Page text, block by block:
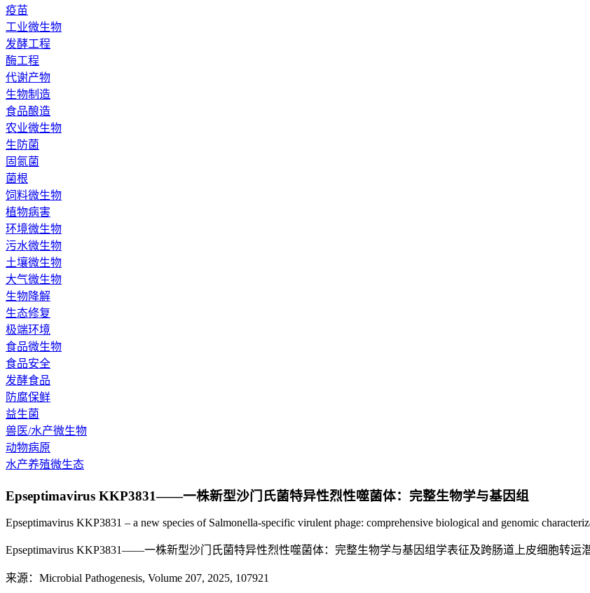
疫苗
工业微生物
发酵工程
酶工程
代谢产物
生物制造
食品酿造
农业微生物
生防菌
固氮菌
菌根
饲料微生物
植物病害
环境微生物
污水微生物
土壤微生物
大气微生物
生物降解
生态修复
极端环境
食品微生物
食品安全
发酵食品
防腐保鲜
益生菌
兽医/水产微生物
动物病原
水产养殖微生态
Epseptimavirus KKP3831——一株新型沙门氏菌特异性烈性噬菌体：完整生物学与基因组
Epseptimavirus KKP3831 – a new species of Salmonella-specific virulent phage: comprehensive biological and genomic
Epseptimavirus KKP3831——一株新型沙门氏菌特异性烈性噬菌体：完整生物学与基因组学表征及跨肠道上皮细胞转运
来源：Microbial Pathogenesis, Volume 207, 2025, 107921